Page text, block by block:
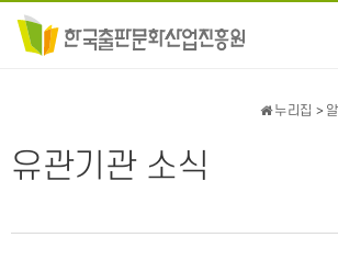
유관기관 소식
누리집 >